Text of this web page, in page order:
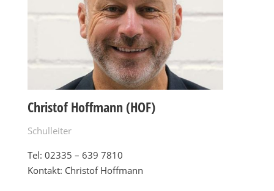
Christof Hoffmann (HOF)
Schulleiter
Tel: 02335 – 639 7810
Kontakt: Christof Hoffmann